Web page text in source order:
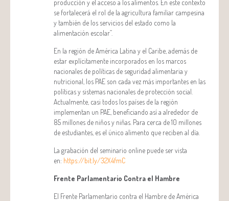
producción y el acceso a los alimentos. En este contexto
se fortalecerá el rol de la agricultura familiar campesina
y también de los servicios del estado como la
alimentación escolar”.
En la región de América Latina y el Caribe, además de
estar explícitamente incorporados en los marcos
nacionales de políticas de seguridad alimentaria y
nutricional, los PAE son cada vez más importantes en las
políticas y sistemas nacionales de protección social.
Actualmente, casi todos los países de la región
implementan un PAE, beneficiando así a alrededor de
85 millones de niños y niñas. Para cerca de 10 millones
de estudiantes, es el único alimento que reciben al día.
La grabación del seminario online puede ser vista
en­­: https://bit.ly/32X4fmC
Frente Parlamentario Contra el Hambre
El Frente Parlamentario contra el Hambre de América